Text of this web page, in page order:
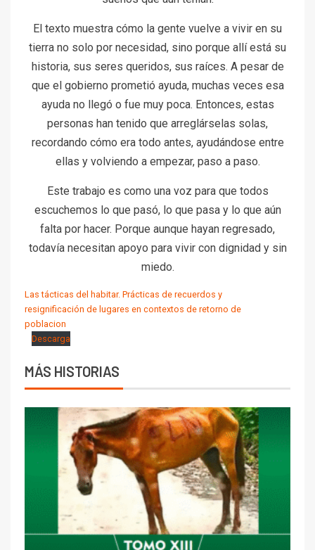
El texto muestra cómo la gente vuelve a vivir en su
tierra no solo por necesidad, sino porque allí está su
historia, sus seres queridos, sus raíces. A pesar de
que el gobierno prometió ayuda, muchas veces esa
ayuda no llegó o fue muy poca. Entonces, estas
personas han tenido que arreglárselas solas,
recordando cómo era todo antes, ayudándose entre
ellas y volviendo a empezar, paso a paso.
Este trabajo es como una voz para que todos
escuchemos lo que pasó, lo que pasa y lo que aún
falta por hacer. Porque aunque hayan regresado,
todavía necesitan apoyo para vivir con dignidad y sin
miedo.
Las tácticas del habitar. Prácticas de recuerdos y
resignificación de lugares en contextos de retorno de
poblacion
Descarga
MÁS HISTORIAS